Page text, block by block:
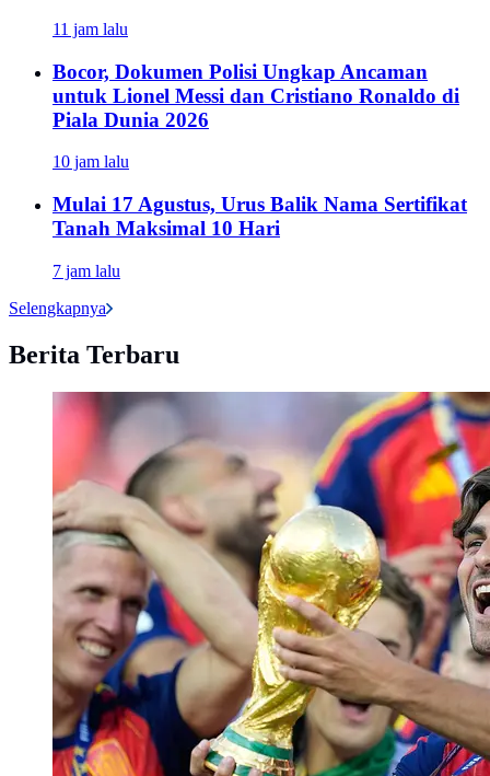
11 jam lalu
Bocor, Dokumen Polisi Ungkap Ancaman
untuk Lionel Messi dan Cristiano Ronaldo di
Piala Dunia 2026
10 jam lalu
Mulai 17 Agustus, Urus Balik Nama Sertifikat
Tanah Maksimal 10 Hari
7 jam lalu
Selengkapnya
Berita Terbaru